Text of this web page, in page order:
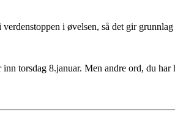
i øvelsen, så det gir
torsdag 8.januar. Men andre ord, du har